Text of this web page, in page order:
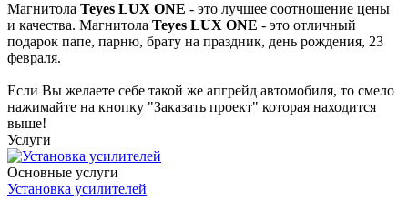
Магнитола Teyes LUX ONE - это лучшее соотношение цены
и качества. Магнитола Teyes LUX ONE - это отличный
подарок папе, парню, брату на праздник, день рождения, 23
февраля.
Если Вы желаете себе такой же апгрейд автомобиля, то смело
нажимайте на кнопку "Заказать проект" которая находится
выше!
Услуги
Основные услуги
Установка усилителей